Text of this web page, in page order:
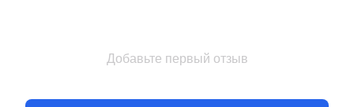
Добавьте первый отзыв